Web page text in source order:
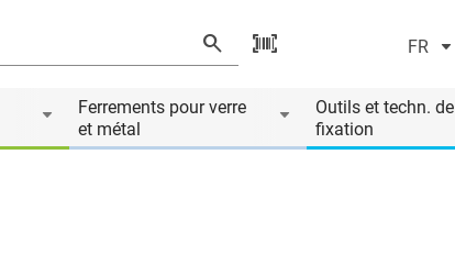
FR
Ferrements pour verre
et métal
Outils et techn. de
fixation